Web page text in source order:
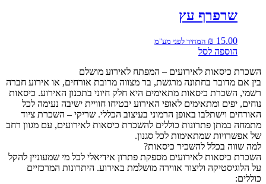
שרפרף עץ
₪ 15.00 המחיר לפני מע"מ
הוספה לסל
השכרת כיסאות לאירועים – המפתח לאירוע מושלם
בין אם מדובר בחתונה מרגשת, בר מצווה מרובת אורחים, או אירוע חברה
רשמי, השכרת כיסאות מתאימים היא חלק חיוני בתכנון האירוע. כיסאות
נוחים, יפים ומתאימים לאופי האירוע יבטיחו חוויית ישיבה נעימה לכל
האורחים וישתלבו באופן הרמוני בעיצוב הכללי. שריקי – השכרת ציוד
מתמחה במתן פתרונות כוללים להשכרת כיסאות לאירועים, עם מגוון רחב
של אפשרויות שמתאימות לכל סגנון.
למה שווה בכלל להשכיר כיסאות?
השכרת כיסאות לאירועים מספקת פתרון אידיאלי לכל מי שמעוניין להקל
על הלוגיסטיקה וליצור אווירה מושלמת באירוע. היתרונות המרכזיים
כוללים: